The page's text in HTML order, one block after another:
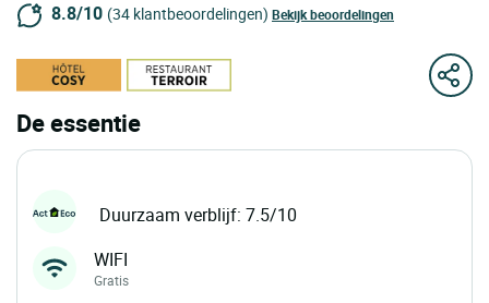
8.8/10 (34 klantbeoordelingen) Bekijk beoordelingen
De essentie
Duurzaam verblijf: 7.5/10
WIFI
Gratis